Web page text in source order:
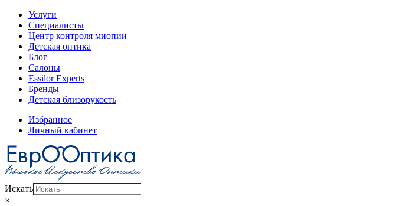
Услуги
Специалисты
Центр контроля миопии
Детская оптика
Блог
Салоны
Essilor Experts
Бренды
Детская близорукость
Избранное
Личный кабинет
Искать
×